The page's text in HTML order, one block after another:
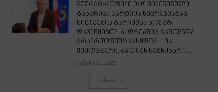
შეურაცხყოფები იყო მიყენებული
გახარიას პარტიის წევრებისგან,
სიტყვების გარჩევას ხომ არ
დავიწყებთ?! კადრებშიც გამოჩნდა
არაერთი შეურაცხყოფა – ეს
ყველაფერი, ძალიან სამწუხარო...
ივნისი 30, 2026
Load more